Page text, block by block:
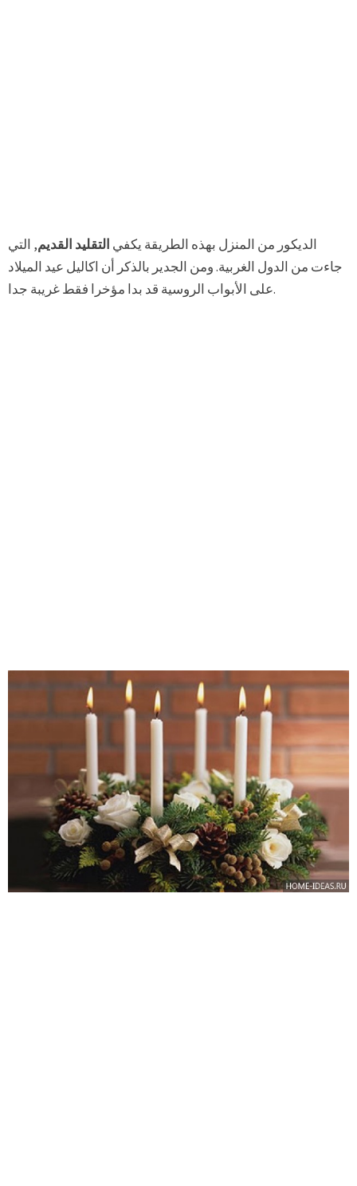
الديكور من المنزل بهذه الطريقة يكفي التقليد القديم, التي
جاءت من الدول الغربية. ومن الجدير بالذكر أن اكاليل عيد الميلاد
على الأبواب الروسية قد بدا مؤخرا فقط غريبة جدا.